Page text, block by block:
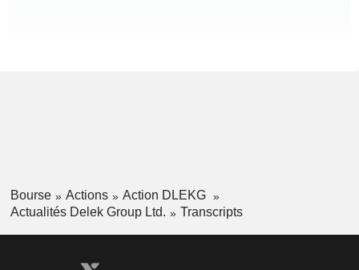
Bourse Actions
Action DLEKG
Actualités Delek Group Ltd.
Transcripts